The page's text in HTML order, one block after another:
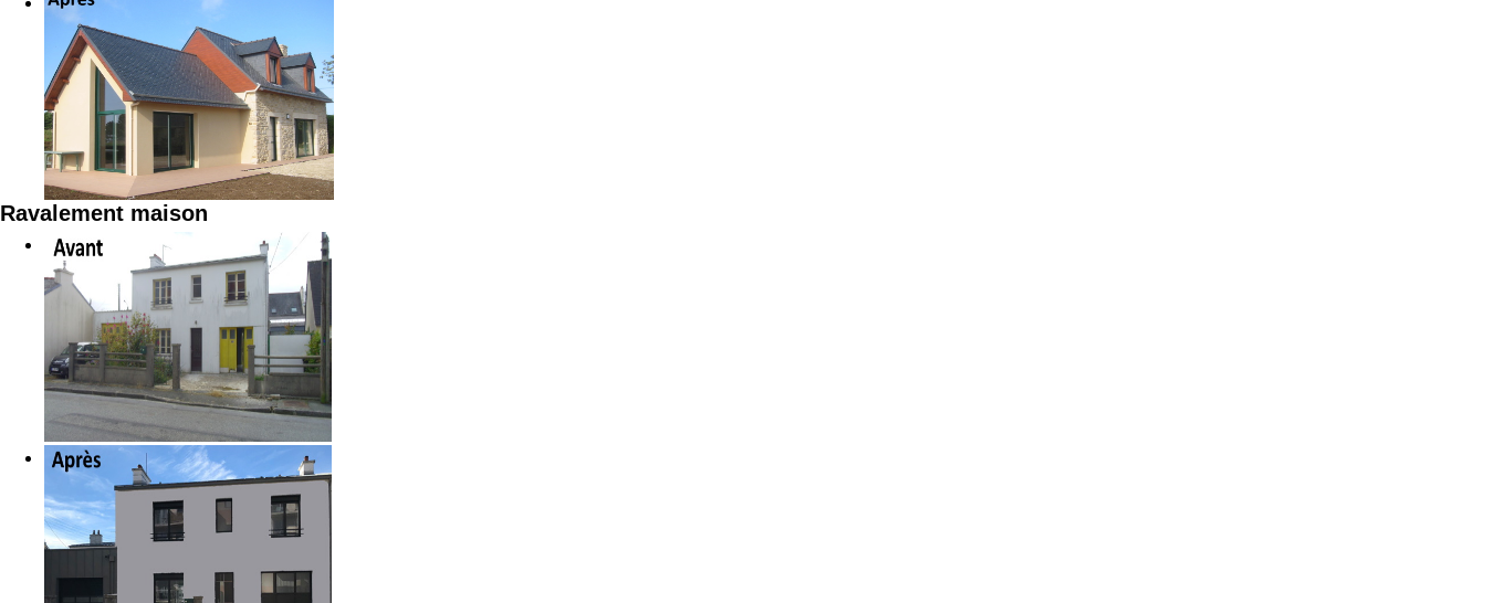
Ravalement maison